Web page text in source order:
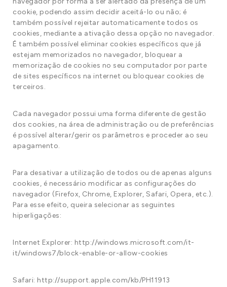
cookie, podendo assim decidir aceitá-lo ou não; é
também possível rejeitar automaticamente todos os
cookies, mediante a ativação dessa opção no navegador.
É também possível eliminar cookies específicos que já
estejam memorizados no navegador, bloquear a
memorização de cookies no seu computador por parte
de sites específicos na internet ou bloquear cookies de
terceiros.
Cada navegador possui uma forma diferente de gestão
dos cookies, na área de administração ou de preferências
é possível alterar/gerir os parâmetros e proceder ao seu
apagamento.
Para desativar a utilização de todos ou de apenas alguns
cookies, é necessário modificar as configurações do
navegador (Firefox, Chrome, Explorer, Safari, Opera, etc.).
Para esse efeito, queira selecionar as seguintes
hiperligações:
Internet Explorer: http://windows.microsoft.com/it-
it/windows7/block-enable-or-allow-cookies
Safari: http://support.apple.com/kb/PH11913